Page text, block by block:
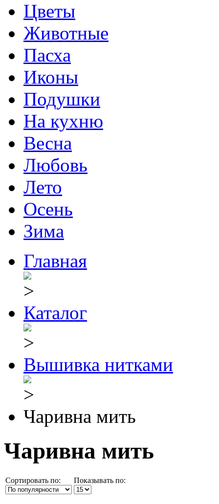
Цветы
Животные
Пасха
Иконы
Подушки
На кухню
Весна
Любовь
Лето
Осень
Зима
Главная
Каталог
Вышивка нитками
Чаривна мить
Чаривна мить
Сортировать по: Показывать по: